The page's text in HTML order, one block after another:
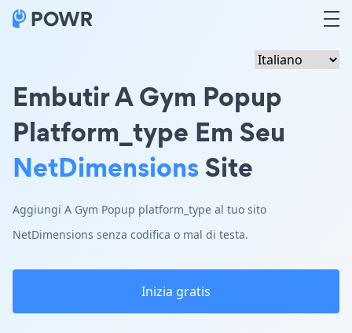
Embutir A Gym Popup
Platform_type Em Seu
NetDimensionsSite
Aggiungi A Gym Popup platform_type al tuo sito
NetDimensions senza codifica o mal di testa.
Inizia gratis